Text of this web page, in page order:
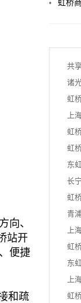
向、
站开
便捷
和疏
会！
虹桥
共
诸
虹
上
虹
虹
东
长
虹
青
上
虹
东
上
虹